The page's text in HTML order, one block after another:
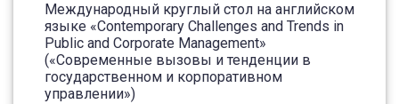
Международный круглый стол на английском
языке «Contemporary Challenges and Trends in
Public and Corporate Management»
(«Современные вызовы и тенденции в
государственном и корпоративном
управлении»)